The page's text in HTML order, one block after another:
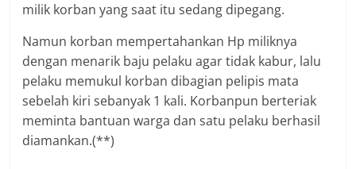
milik korban yang saat itu sedang dipegang.
Namun korban mempertahankan Hp miliknya
dengan menarik baju pelaku agar tidak kabur, lalu
pelaku memukul korban dibagian pelipis mata
sebelah kiri sebanyak 1 kali. Korbanpun berteriak
meminta bantuan warga dan satu pelaku berhasil
diamankan.(**)